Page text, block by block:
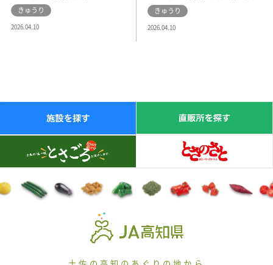
きゅうり
2026.04.10
きゅうり
2026.04.10